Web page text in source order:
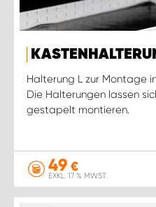
Halterung L zur Montage
Die Halterungen lassen
gestapelt montieren.
49 €
EXKL. 17 % MWST.